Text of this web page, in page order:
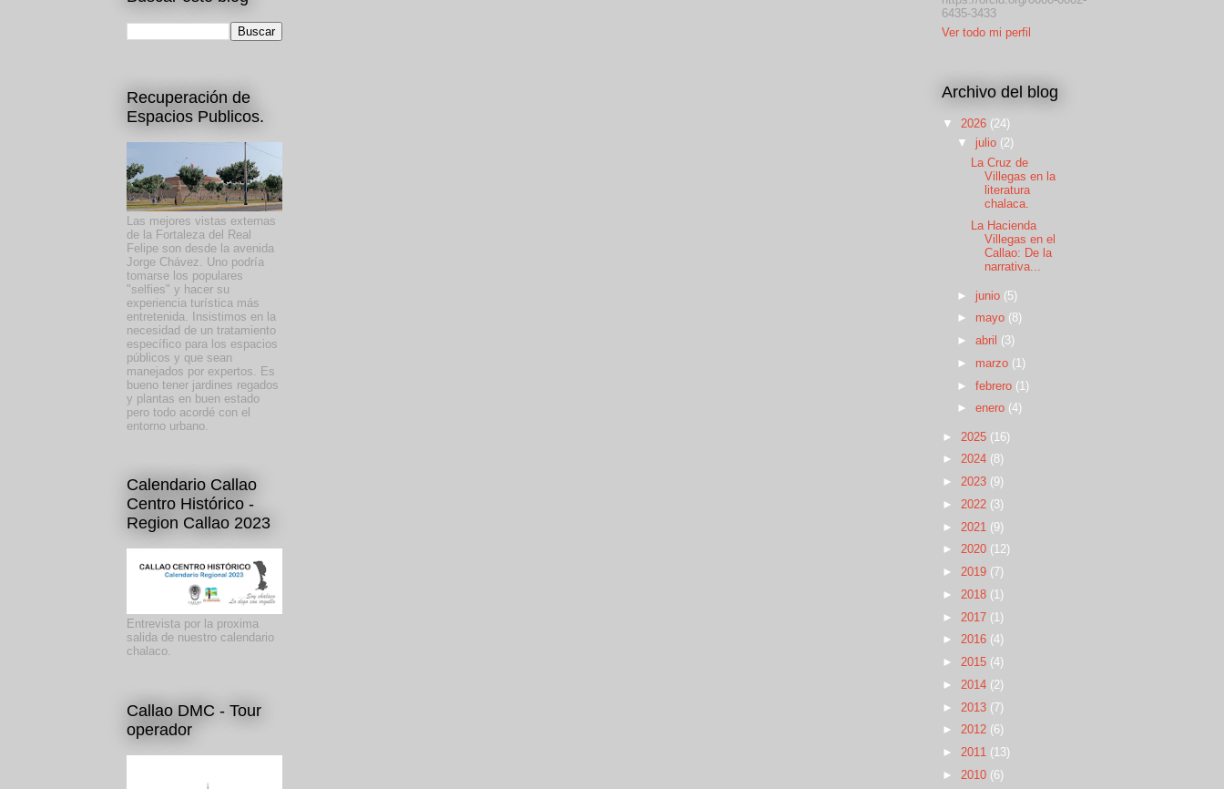
Recuperación de
Espacios Publicos.
Las mejores vistas externas
de la Fortaleza del Real
Felipe son desde la avenida
Jorge Chávez. Uno podría
tomarse los populares
"selfies" y hacer su
experiencia turística más
entretenida. Insistimos en la
necesidad de un tratamiento
específico para los espacios
públicos y que sean
manejados por expertos. Es
bueno tener jardines regados
y plantas en buen estado
pero todo acordé con el
entorno urbano.
Calendario Callao
Centro Histórico -
Region Callao 2023
Entrevista por la proxima
salida de nuestro calendario
chalaco.
Callao DMC - Tour
operador
6435-3433
Ver todo mi perfil
Archivo del blog
▼ 2026 (24)
▼ julio (2)
La Cruz de
Villegas en la
literatura
chalaca.
La Hacienda
Villegas en el
Callao: De la
narrativa...
► junio (5)
► mayo (8)
► abril (3)
► marzo (1)
► febrero (1)
► enero (4)
► 2025 (16)
► 2024 (8)
► 2023 (9)
► 2022 (3)
► 2021 (9)
► 2020 (12)
► 2019 (7)
► 2018 (1)
► 2017 (1)
► 2016 (4)
► 2015 (4)
► 2014 (2)
► 2013 (7)
► 2012 (6)
► 2011 (13)
► 2010 (6)